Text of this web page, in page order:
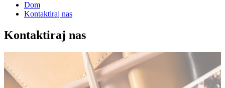
Dom
Kontaktiraj nas
Kontaktiraj nas